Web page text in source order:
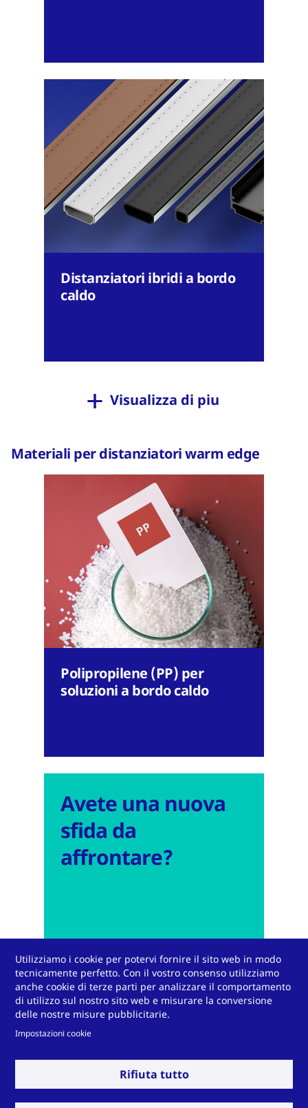
Distanziatori ibridi a bordo
caldo
Visualizza di piu
Materiali per distanziatori warm edge
Polipropilene (PP) per
soluzioni a bordo caldo
Avete una nuova
sfida da
affrontare?
Contattateci
Utilizziamo i cookie per potervi fornire il sito web in modo
tecnicamente perfetto. Con il vostro consenso utilizziamo
anche cookie di terze parti per analizzare il comportamento
di utilizzo sul nostro sito web e misurare la conversione
delle nostre misure pubblicitarie.
Impostazioni cookie
Rifiuta tutto